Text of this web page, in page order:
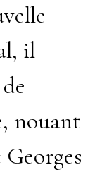
il
nouant